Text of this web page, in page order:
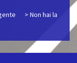
> Non hai la